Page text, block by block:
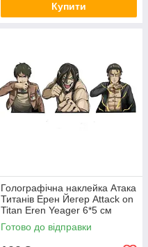
Купити
Голографічна наклейка Атака
Титанів Ерен Йегер Attack on
Titan Eren Yeager 6*5 см
Готово до відправки